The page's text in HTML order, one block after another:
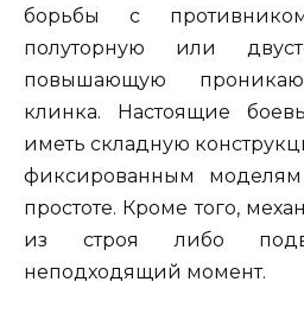
борьбы с
полуторную или
повышающую
клинка. Настоящие
иметь складную
фиксированным
простоте. Кроме того,
из строя либо
неподходящий момент.